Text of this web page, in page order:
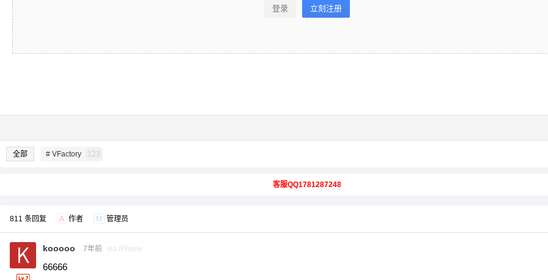
登录 立刻注册
全部 # VFactory 123
客服QQ1781287248
811 条回复 A 作者 M 管理员
kooooo 7年前 via iPhone
66666